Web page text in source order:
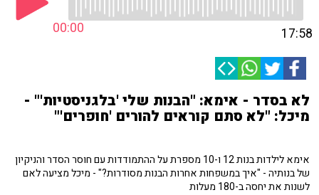
00:00 17:58
לא בסדר - אימא: "הבנות שלי 'בלגניסטיות'" -
מיכל: "לא סתם קוראים להורים 'חופרים'"
אימא לילדות בנות 12 ו-10 מספרת על ההתמודדות עם חוסר הסדר והניקיון
של בנותיה - "איך במשפחות אחרות הבנות מסודרות?" - מיכל מציעה לאם
לשנות את יחסה ב-180 מעלות